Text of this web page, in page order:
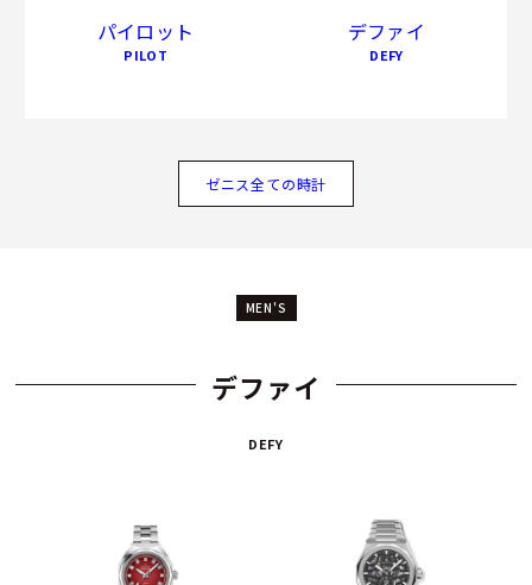
パイロット
PILOT
デファイ
DEFY
ゼニス全ての時計
MEN'S
デファイ
DEFY